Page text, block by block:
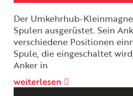
Der Umkehrhub-
Spulen ausgerüstet. Sein
verschiedene Positionen
Spule, die eingeschaltet
Anker in
weiterlesen